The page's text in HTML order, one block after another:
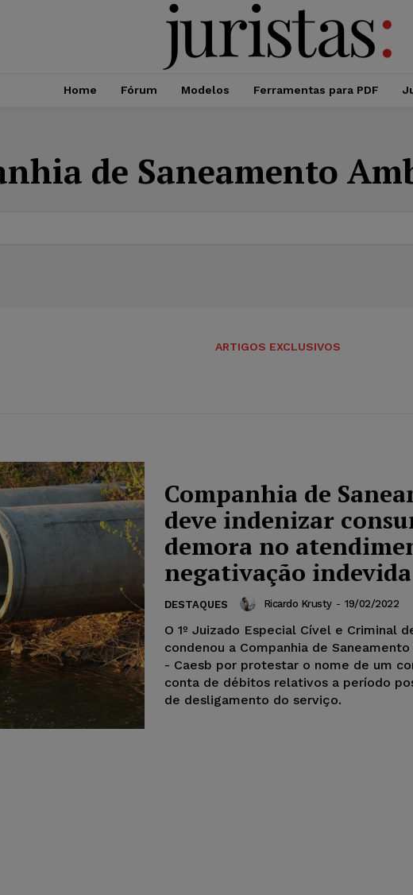
Home Fórum Modelos Ferramentas para PDF
de Saneamento
ARTIGOS EXCLUSIVOS
Companhia de
deve indenizar
demora no
negativação indevida
DESTAQUES Ricardo Krusty - 19/02/2022
O 1º Juizado Especial Cível e Criminal
condenou a Companhia de
- Caesb por protestar o nome de um
conta de débitos relativos a período
de desligamento do serviço.